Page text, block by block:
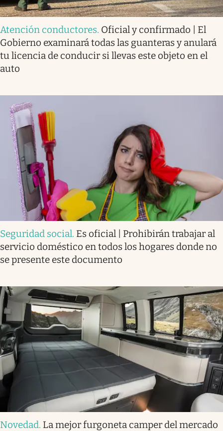
Atención conductores. Oficial y confirmado | El
Gobierno examinará todas las guanteras y anulará
tu licencia de conducir si llevas este objeto en el
auto
Seguridad social. Es oficial | Prohibirán trabajar al
servicio doméstico en todos los hogares donde no
se presente este documento
Novedad. La mejor furgoneta camper del mercado